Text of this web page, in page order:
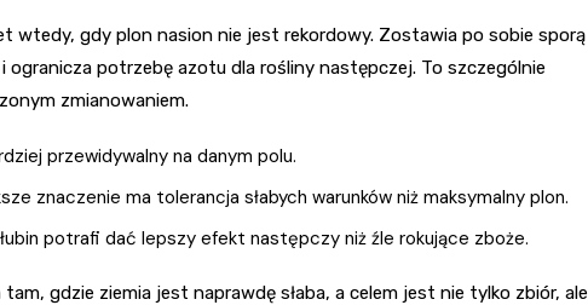
wtedy, gdy plon nasion nie jest rekordowy. Zostawia po sobie sporą
potrzebę azotu dla rośliny następczej. To szczególnie
zmianowaniem.
przewidywalny na danym polu.
znaczenie ma tolerancja słabych warunków niż maksymalny plon.
potrafi dać lepszy efekt następczy niż źle rokujące zboże.
gdzie ziemia jest naprawdę słaba, a celem jest nie tylko zbiór, ale